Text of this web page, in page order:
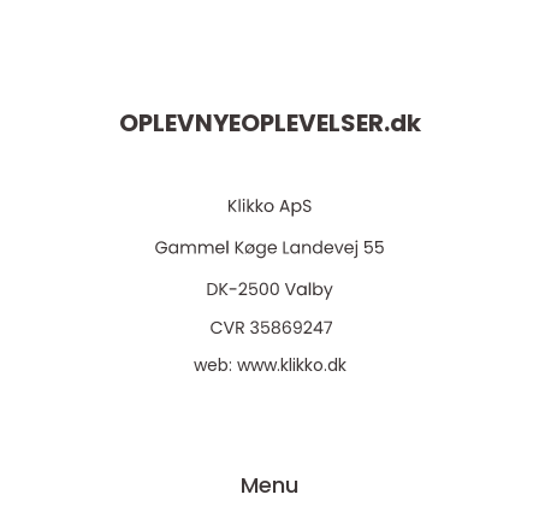
OPLEVNYEOPLEVELSER.dk
web: www.klikko.dk
Menu